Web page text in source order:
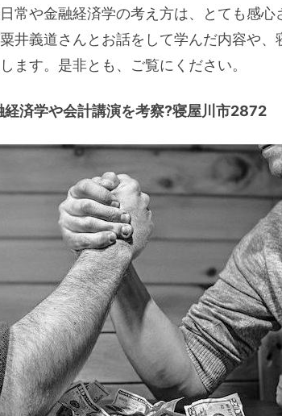
常や金融経済学の考え方は、とても感心
井義道さんとお話をして学んだ内容や、
ます。是非とも、ご覧にください。
済学や会計講演を考察?寝屋川市2872